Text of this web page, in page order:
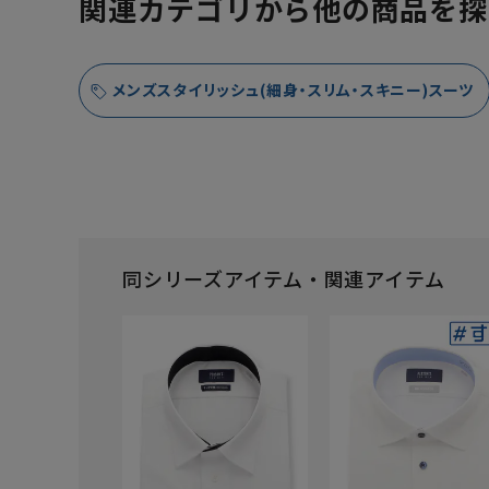
メンズスタイリッシュ(細身・スリム・スキニー)スーツ
同シリーズアイテム・関連アイテム